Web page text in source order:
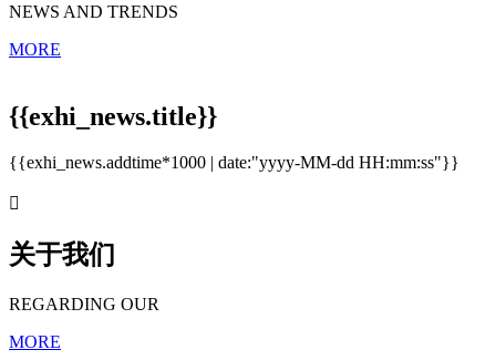
NEWS AND TRENDS
MORE
{{exhi_news.title}}
{{exhi_news.addtime*1000 | date:"yyyy-MM-dd HH:mm:ss"}}

关于我们
REGARDING OUR
MORE